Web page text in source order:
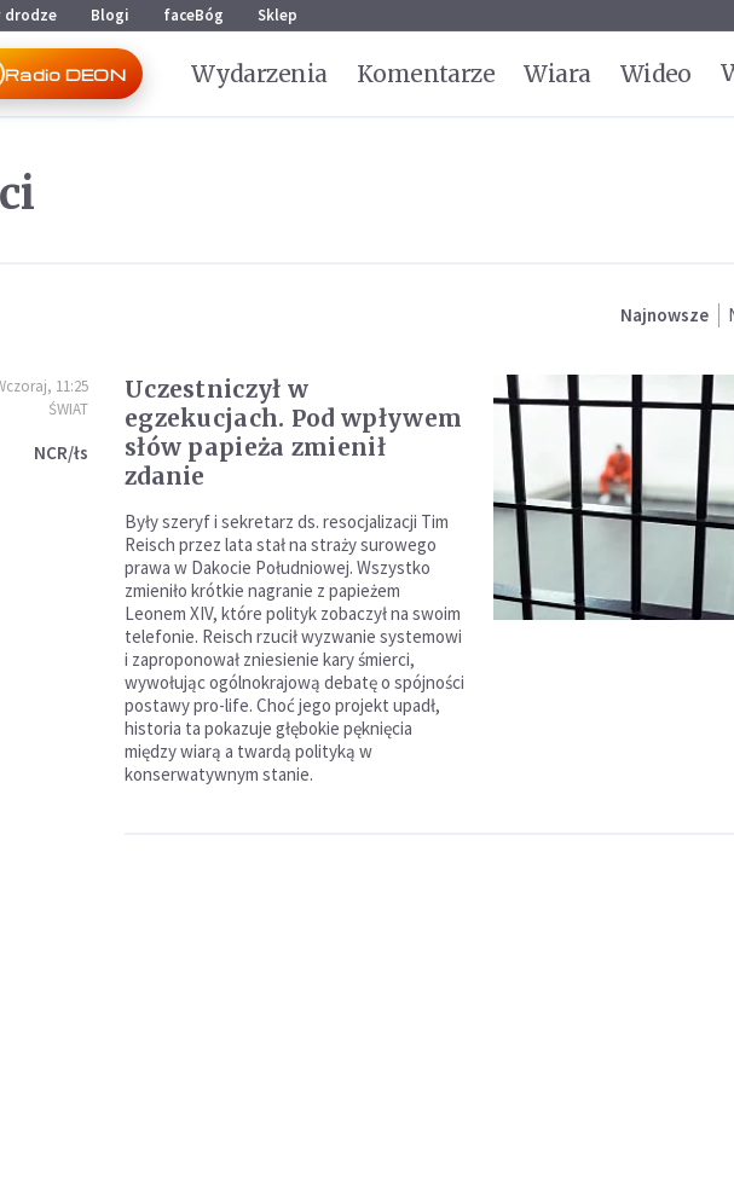
drodze Blogi faceBóg Sklep
Radio DEON Wydarzenia Komentarze Wiara Wideo
Najnowsze
11:25
ŚWIAT
NCR/łs
Uczestniczył w
egzekucjach. Pod wpływem
słów papieża zmienił
zdanie
Były szeryf i sekretarz ds. resocjalizacji Tim
Reisch przez lata stał na straży surowego
prawa w Dakocie Południowej. Wszystko
zmieniło krótkie nagranie z papieżem
Leonem XIV, które polityk zobaczył na swoim
telefonie. Reisch rzucił wyzwanie systemowi
i zaproponował zniesienie kary śmierci,
wywołując ogólnokrajową debatę o spójności
postawy pro-life. Choć jego projekt upadł,
historia ta pokazuje głębokie pęknięcia
między wiarą a twardą polityką w
konserwatywnym stanie.